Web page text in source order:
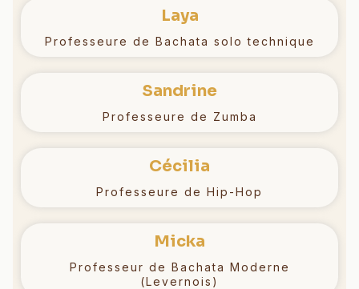
Laya
Professeure de Bachata solo technique
Sandrine
Professeure de Zumba
Cécilia
Professeure de Hip-Hop
Micka
Professeur de Bachata Moderne
(Levernois)